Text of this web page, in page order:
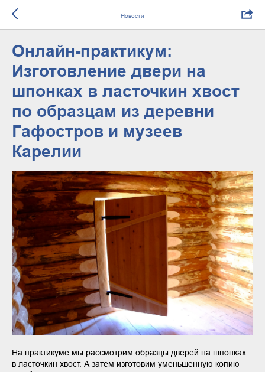
Новости
Онлайн-практикум:
Изготовление двери на
шпонках в ласточкин хвост
по образцам из деревни
Гафостров и музеев
Карелии
На практикуме мы рассмотрим образцы дверей на шпонках
в ласточкин хвост. А затем изготовим уменьшенную копию